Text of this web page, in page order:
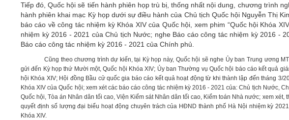
Tiếp đó, Quốc hội sẽ tiến hành phiên họp trù bị, thống nhất nội dung, chương trình
hành phiên khai mạc Kỳ họp dưới sự điều hành của Chủ tịch Quốc hội Nguyễn Thị
báo cáo về công tác nhiệm kỳ Khóa XIV của Quốc hội, xem phim “Quốc hội Khóa
nhiệm kỳ 2016 - 2021 của Chủ tịch Nước; nghe Báo cáo công tác nhiệm kỳ 2016 -
Báo cáo công tác nhiệm kỳ 2016 - 2021 của Chính phủ.
Cũng theo chương trình dự kiến, tại Kỳ họp này, Quốc hội sẽ nghe Ủy ban Trung ương
gửi đến Kỳ họp thứ Mười một, Quốc hội Khóa XIV; Ủy ban Thường vụ Quốc hội báo cáo kết quả
hội Khóa XIV; Hội đồng Bầu cử quốc gia báo cáo kết quả hoạt động từ khi thành lập đến tháng
Khóa XIV của Quốc hội; xem xét các báo cáo công tác nhiệm kỳ 2016 - 2021 của: Chủ tịch Nước,
Quốc hội, Tòa án Nhân dân tối cao, Viện Kiểm sát Nhân dân tối cao, Kiểm toán Nhà nước; xem
quyết định số lượng đại biểu hoạt động chuyên trách của HĐND thành phố Hà Nội nhiệm kỳ
Khóa XIV.